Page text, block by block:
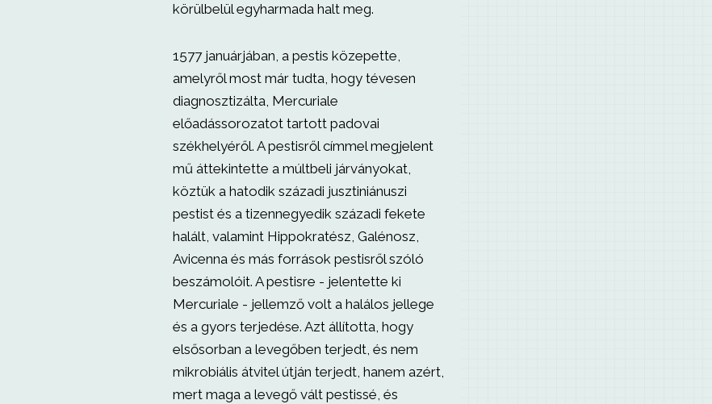
körülbelül egyharmada halt meg.
1577 januárjában, a pestis közepette,
amelyről most már tudta, hogy tévesen
diagnosztizálta, Mercuriale
előadássorozatot tartott padovai
székhelyéről. A pestisről címmel megjelent
mű áttekintette a múltbeli járványokat,
köztük a hatodik századi jusztiniánuszi
pestist és a tizennegyedik századi fekete
halált, valamint Hippokratész, Galénosz,
Avicenna és más források pestisről szóló
beszámolóit. A pestisre - jelentette ki
Mercuriale - jellemző volt a halálos jellege
és a gyors terjedése. Azt állította, hogy
elsősorban a levegőben terjedt, és nem
mikrobiális átvitel útján terjedt, hanem azért,
mert maga a levegő vált pestissé, és